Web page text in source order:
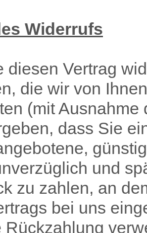
Widerrufs
diesen Vertrag
die wir von
(mit
dass Sie
und
zu zahlen, an
bei uns
Rückzahlung